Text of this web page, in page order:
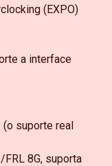
(EXPO)
a interface
(o suporte real
8G, suporta